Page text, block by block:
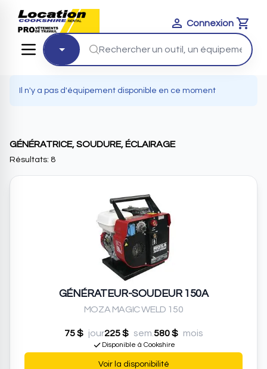
Connexion
Cart
Il n'y a pas d'équipement disponible en ce moment
GÉNÉRATRICE, SOUDURE, ÉCLAIRAGE
Résultats: 8
GÉNÉRATEUR-SOUDEUR 150A
MOZA MAGIC WELD 150
75 $ jour225 $ sem. 580 $ mois
Disponible à Cookshire
Voir la disponibilité